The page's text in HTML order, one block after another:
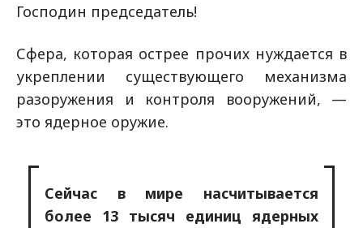
Господин председатель!
Сфера, которая острее прочих нуждается в
укреплении существующего механизма
разоружения и контроля вооружений, —
это ядерное оружие.
Сейчас в мире насчитывается
более 13 тысяч единиц ядерных